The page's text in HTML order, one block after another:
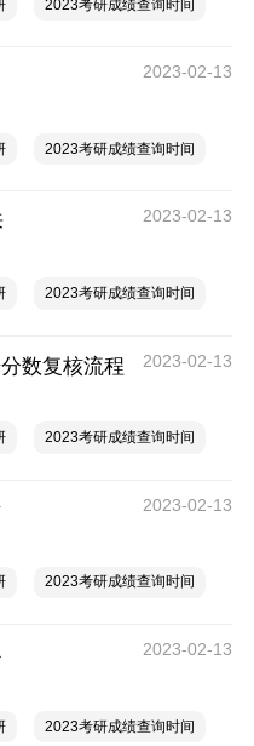
2023考研成绩查询时间
2023-02-13
2023考研成绩查询时间
2023-02-13
2023考研成绩查询时间
数复核流程 2023-02-13
2023考研成绩查询时间
2023-02-13
2023考研成绩查询时间
2023-02-13
2023考研成绩查询时间